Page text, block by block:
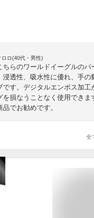
ロロ(40代・男性)
ちらのワールドイーグルの
、浸透性、吸水性に優れ、手
です。デジタルエンボス加
を損なうことなく使用でき
品でお勧めです。
全